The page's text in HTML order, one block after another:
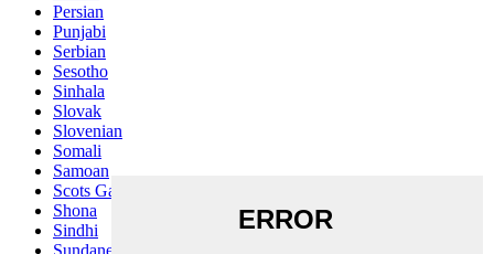
Persian
Punjabi
Serbian
Sesotho
Sinhala
Slovak
Slovenian
Somali
Samoan
Scots Gaelic
Shona
Sindhi
Sundanese